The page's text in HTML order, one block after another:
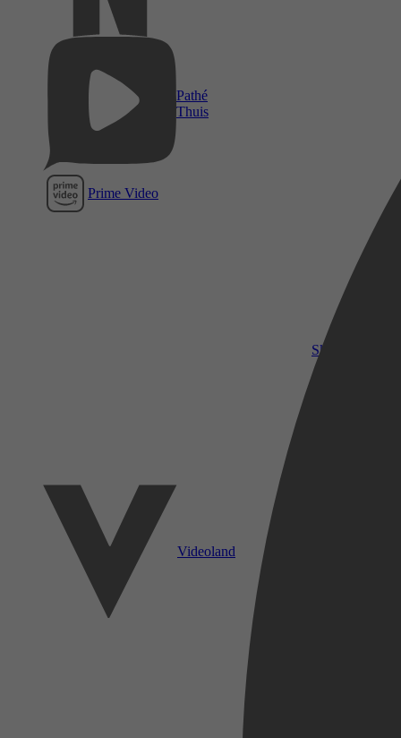
Pathé
Thuis
Prime Video
SkyShowtime
Videoland